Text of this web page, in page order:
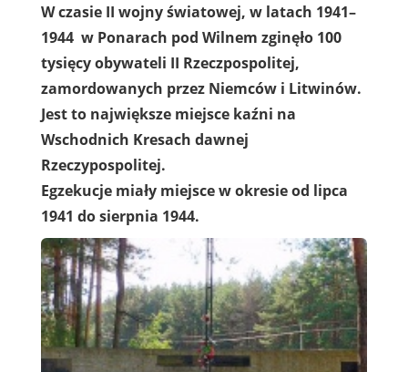
W czasie II wojny światowej, w latach 1941–
1944 w Ponarach pod Wilnem zginęło 100
tysięcy obywateli II Rzeczpospolitej,
zamordowanych przez Niemców i Litwinów.
Jest to największe miejsce kaźni na
Wschodnich Kresach dawnej
Rzeczypospolitej.
Egzekucje miały miejsce w okresie od lipca
1941 do sierpnia 1944.